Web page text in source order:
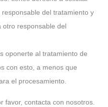
del tratamiento y
responsable del
oponerte al tratamiento de
con esto, a menos que
el procesamiento.
favor, contacta con nosotros.